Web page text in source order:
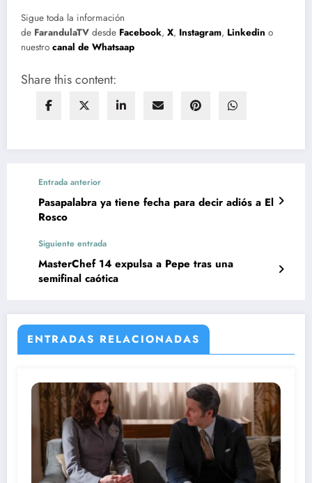
Sigue toda la información
de FarandulaTV desde Facebook, X, Instagram, Linkedin o
nuestro canal de Whatsaap
Share this content:
Entrada anterior
Pasapalabra ya tiene fecha para decir adiós a El
Rosco
Siguiente entrada
MasterChef 14 expulsa a Pepe tras una
semifinal caótica
ENTRADAS RELACIONADAS